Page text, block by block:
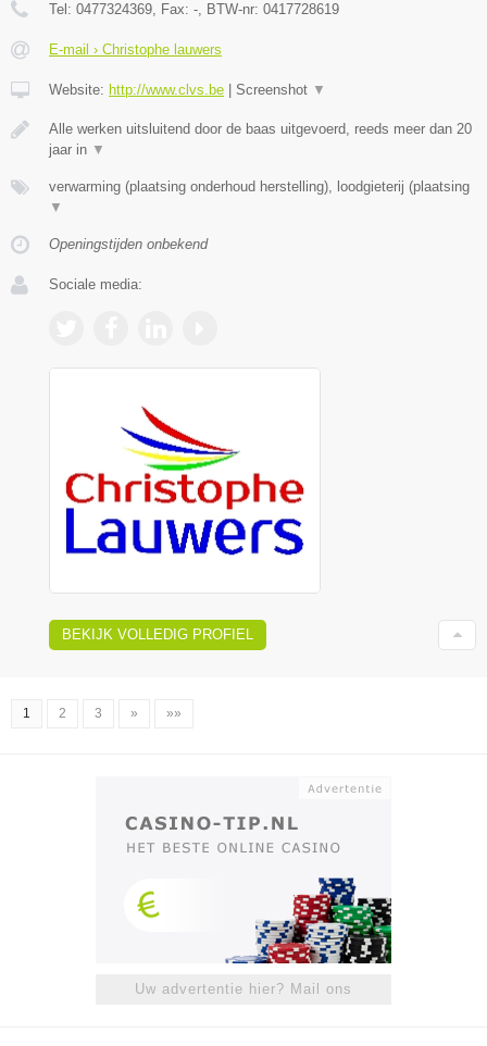
Tel: 0477324369, Fax: -, BTW-nr: 0417728619
E-mail › Christophe lauwers
Website: http://www.clvs.be Screenshot ▼
Alle werken uitsluitend door de baas uitgevoerd, reeds meer dan 20
jaar in ▼
verwarming (plaatsing onderhoud herstelling), loodgieterij (plaatsing
▼
Openingstijden onbekend
Sociale media:
BEKIJK VOLLEDIG PROFIEL
1 2 3 » »»
Uw advertentie hier? Mail ons